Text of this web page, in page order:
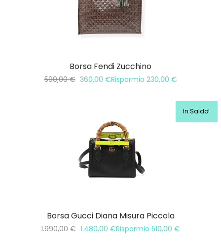
Borsa Fendi Zucchino
590,00€ 360,00 €Risparmio 230,00 €
In Saldo!
Borsa Gucci Diana Misura Piccola
1.990,00€ 1.480,00 €Risparmio 510,00 €